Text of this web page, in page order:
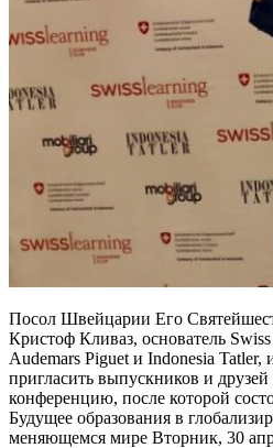
Посол Швейцарии Его
Кристоф Кливаз, основатель
Audemars Piguet и Indonesia Tatler,
пригласить выпускников и
конференцию, после которой
Будущее образования в
меняющемся мире Вторник, 30